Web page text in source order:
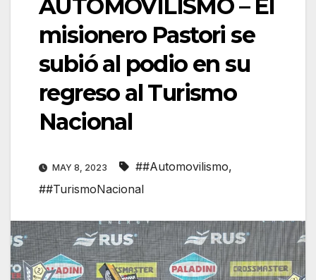
AUTOMOVILISMO – El
misionero Pastori se
subió al podio en su
regreso al Turismo
Nacional
MAY 8, 2023 ##Automovilismo,
##TurismoNacional